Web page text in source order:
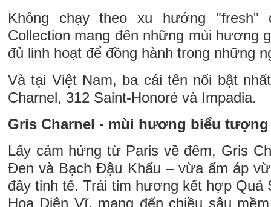
Không chạy theo xu hướng "fresh"
Collection mang đến những mùi hương
đủ linh hoạt để đồng hành trong những
Và tại Việt Nam, ba cái tên nổi bật
Charnel, 312 Saint-Honoré và Impadia.
Gris Charnel - mùi hương biểu tượng
Lấy cảm hứng từ Paris về đêm, Gris
Đen và Bạch Đậu Khấu – vừa ấm áp
đầy tinh tế. Trái tim hương kết hợp Quả
Hoa Diên Vĩ, mang đến chiều sâu